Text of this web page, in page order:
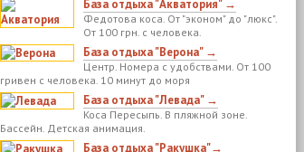
База отдыха "Акватория" →
Федотова коса. От "эконом" до "люкс".
От 100 грн. с человека.
База отдыха "Верона" →
Центр. Номера с удобствами. От 100
гривен с человека. 10 минут до моря
База отдыха "Левада" →
Коса Пересыпь. В пляжной зоне.
Бассейн. Детская анимация.
База отдыха "Ракушка"→